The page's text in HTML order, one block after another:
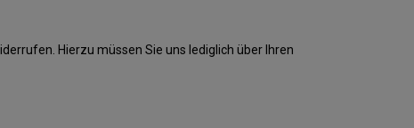
Hierzu müssen Sie uns lediglich über Ihren